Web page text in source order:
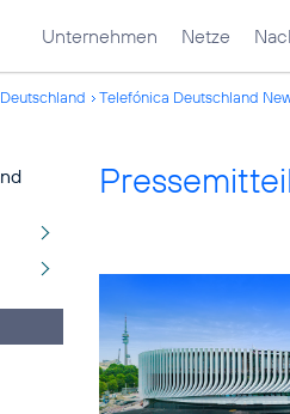
Unternehmen Netze
Telefónica Deutschland